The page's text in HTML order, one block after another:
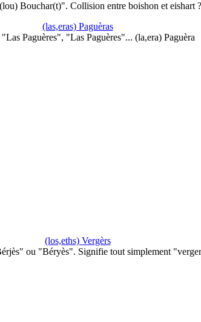
Bouchar(t)". Collision entre boishon et eishart ?
(las,eras) Paguèras
Paguères", "Las Paguères"... (la,era) Paguèra
(los,eths) Vergèrs
ou "Béryès". Signifie tout simplement